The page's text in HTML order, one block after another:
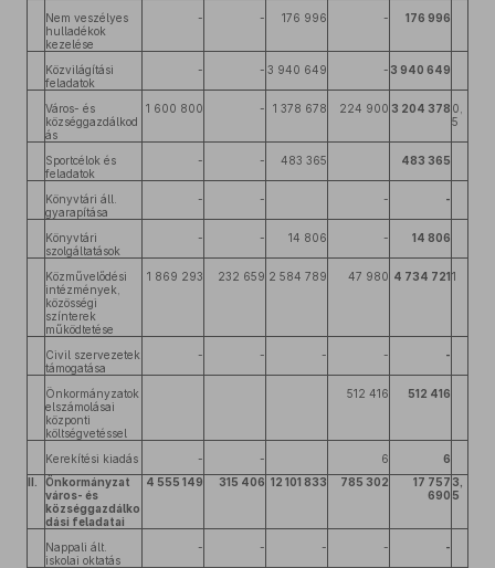
Nem veszélyes
hulladékok
kezelése
- - 176 996 - 176 996
Közvilágítási
feladatok
- - 3 940 649 - 3 940 649
Város- és
községgazdálkod
ás
1 600 800 - 1 378 678 224 900 3 204 378 0,
5
Sportcélok és
feladatok
- - 483 365 483 365
Könyvtári áll.
gyarapítása
- - - -
Könyvtári
szolgáltatások
- - 14 806 - 14 806
Közművelődési
intézmények,
közösségi
színterek
működtetése
1 869 293 232 659 2 584 789 47 980 4 734 7211
Civil szervezetek
támogatása
- - - - -
Önkormányzatok
elszámolásai
központi
költségvetéssel
512 416 512 416
Kerekítési kiadás - - 6
6
II.
Önkormányzat
város- és
községgazdálko
dási feladatai
4 555 149 315 406 12 101 833 785 302
17 757
690
3,
5
Nappali ált.
iskolai oktatás
- - - - -